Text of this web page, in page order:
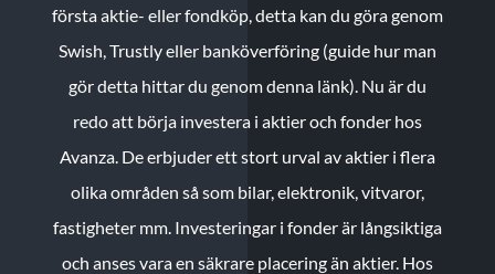
första aktie- eller fondköp, detta kan du göra genom
Swish, Trustly eller banköverföring (guide hur man
gör detta hittar du genom denna länk). Nu är du
redo att börja investera i aktier och fonder hos
Avanza. De erbjuder ett stort urval av aktier i flera
olika områden så som bilar, elektronik, vitvaror,
fastigheter mm. Investeringar i fonder är långsiktiga
och anses vara en säkrare placering än aktier. Hos